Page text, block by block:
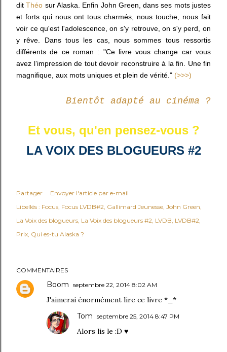
ditThéo sur Alaska. Enfin John Green, dans ses mots justes
et forts qui nous ont tous charmés, nous touche, nous fait
voir ce qu'est l'adolescence, on s'y retrouve, on s'y perd, on
y rêve. Dans tous les cas, nous sommes tous ressortis
différents de ce roman : "Ce livre vous change car vous
avez l’impression de tout devoir reconstruire à la fin. Une fin
magnifique, aux mots uniques et plein de vérité." (>>>)
Bientôt adapté au cinéma ?
Et vous, qu'en pensez-vous ?
LA VOIX DES BLOGUEURS #2
Partager
Envoyer l'article par e-mail
Libellés : Focus Focus LVDB#2 Gallimard Jeunesse John Green
La Voix des blogueurs La Voix des blogueurs #2 LVDB LVDB#2
Prix Qui es-tu Alaska ?
COMMENTAIRES
Boom septembre 22, 2014 8:02 AM
J'aimerai énormément lire ce livre *_*
Tom septembre 25, 2014 8:47 PM
Alors lis le :D ♥